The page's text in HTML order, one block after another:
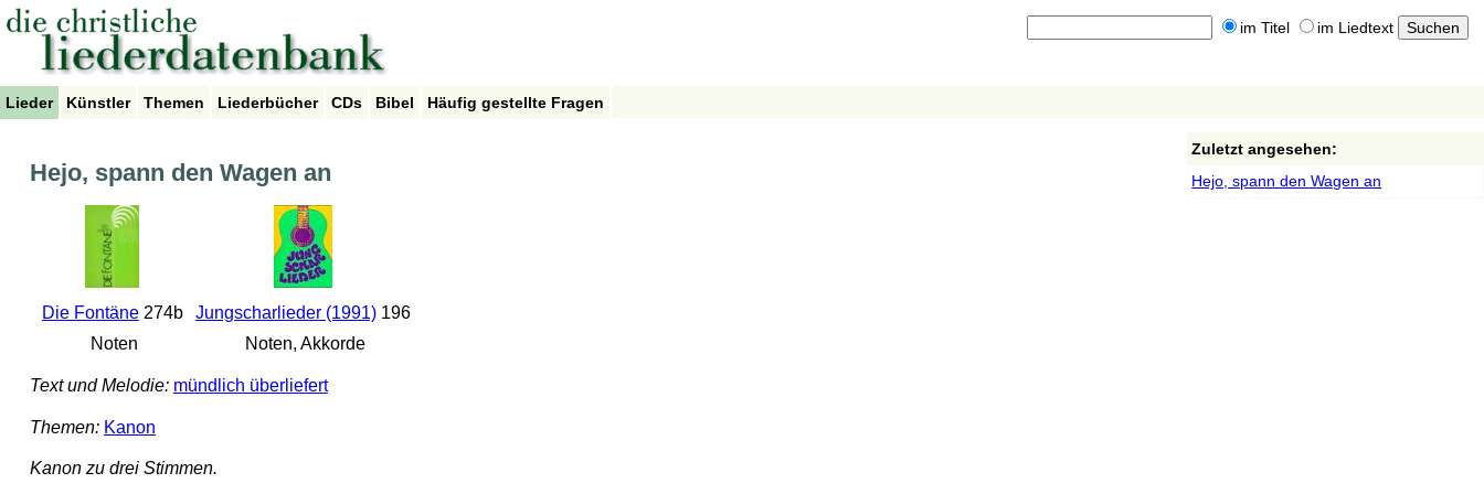
im Titel im Liedtext
Lieder Künstler Themen Liederbücher CDs Bibel Häufig gestellte Fragen
Hejo, spann den Wagen an
Die Fontäne274b
Noten
Jungscharlieder (1991)196
Noten, Akkorde
Text und Melodie: mündlich überliefert
Themen: Kanon
Kanon zu drei Stimmen.
Zuletzt angesehen:
Hejo, spann den Wagen an